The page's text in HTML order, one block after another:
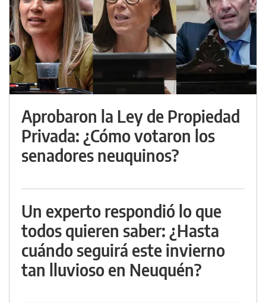
Aprobaron la Ley de Propiedad
Privada: ¿Cómo votaron los
senadores neuquinos?
Un experto respondió lo que
todos quieren saber: ¿Hasta
cuándo seguirá este invierno
tan lluvioso en Neuquén?